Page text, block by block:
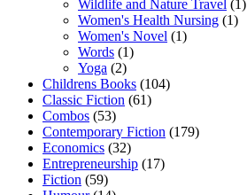
Wildlife and Nature Travel (1)
Women's Health Nursing (1)
Women's Novel (1)
Words (1)
Yoga (2)
Childrens Books (104)
Classic Fiction (61)
Combos (53)
Contemporary Fiction (179)
Economics (32)
Entrepreneurship (17)
Fiction (59)